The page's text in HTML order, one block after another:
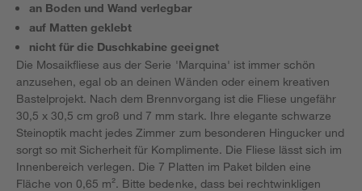
an Boden und Wand verlegbar
auf Matten geklebt
nicht für die Duschkabine geeignet
Die Mosaikfliese aus der Serie 'Marquina' ist immer schön
anzusehen, egal ob an deinen Wänden oder einem kreativen
Bastelprojekt. Nach dem Brennvorgang ist die Fliese ungefähr
30,5 x 30,5 cm groß und 7 mm stark. Ihre elegante schwarze
Steinoptik macht jedes Zimmer zum besonderen Hingucker und
sorgt so mit Sicherheit für Komplimente. Die Fliese lässt sich im
Innenbereich verlegen. Die 7 Platten im Paket bilden eine
Fläche von 0,65 m². Bitte bedenke, dass bei rechtwinkligen